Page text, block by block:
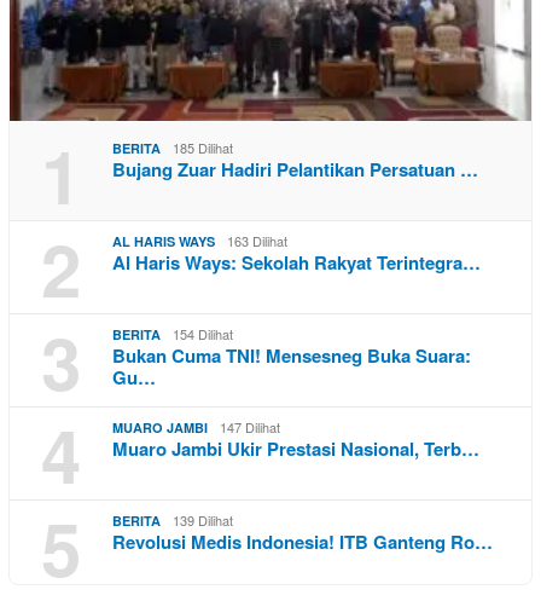
1 BERITA 185 Dilihat
Bujang Zuar Hadiri Pelantikan Persatuan …
2 AL HARIS WAYS 163 Dilihat
Al Haris Ways: Sekolah Rakyat Terintegra…
3 BERITA 154 Dilihat
Bukan Cuma TNI! Mensesneg Buka Suara:
Gu…
4 MUARO JAMBI 147 Dilihat
Muaro Jambi Ukir Prestasi Nasional, Terb…
5 BERITA 139 Dilihat
Revolusi Medis Indonesia! ITB Ganteng Ro…